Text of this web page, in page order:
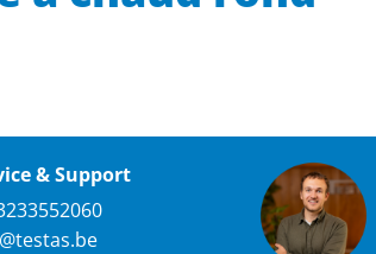
& Support